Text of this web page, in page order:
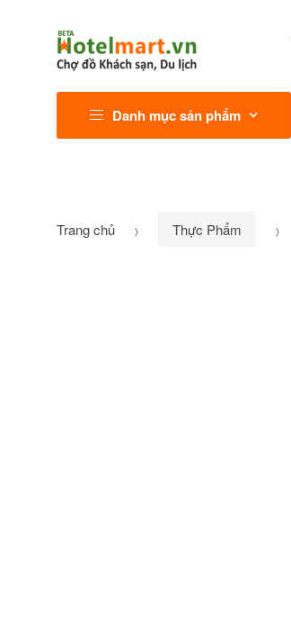
Danh mục sản phẩm
Trang chủ Thực Phẩm